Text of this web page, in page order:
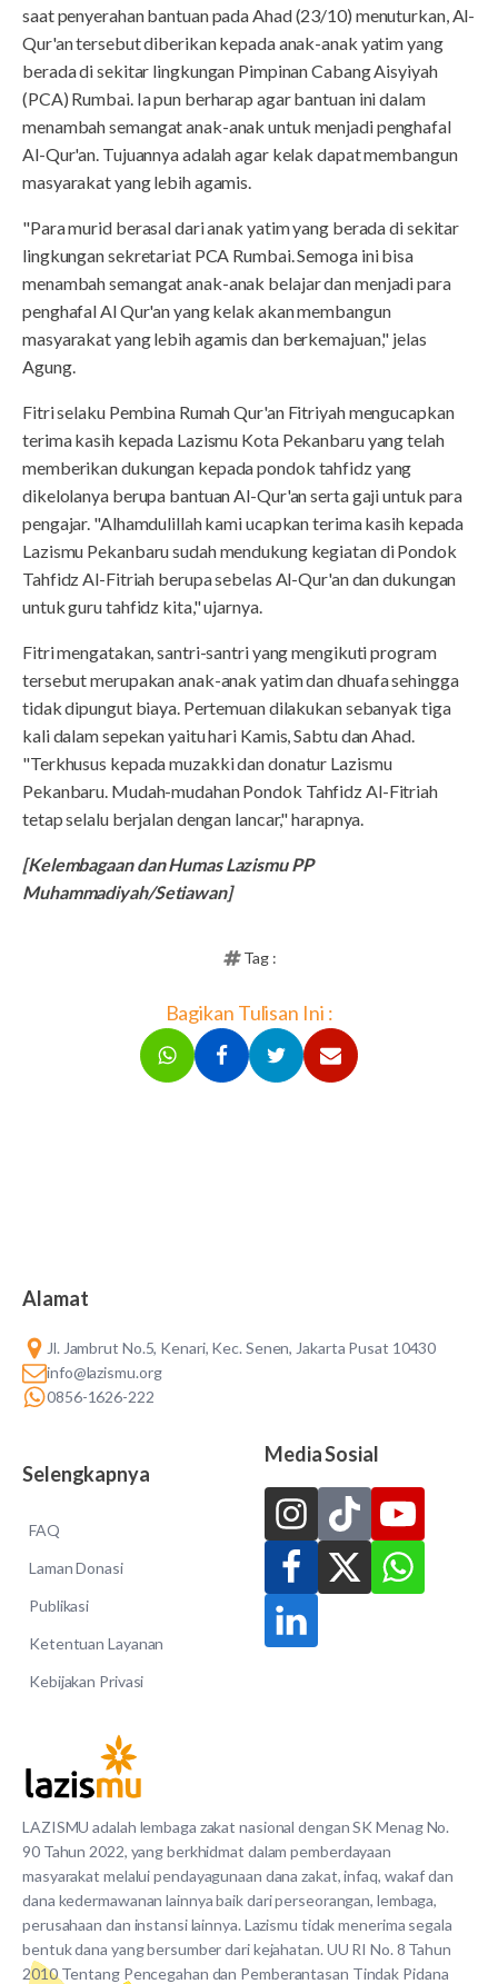
saat penyerahan bantuan pada Ahad (23/10) menuturkan, Al-
Qur'an tersebut diberikan kepada anak-anak yatim yang
berada di sekitar lingkungan Pimpinan Cabang Aisyiyah
(PCA) Rumbai. Ia pun berharap agar bantuan ini dalam
menambah semangat anak-anak untuk menjadi penghafal
Al-Qur'an. Tujuannya adalah agar kelak dapat membangun
masyarakat yang lebih agamis.
"Para murid berasal dari anak yatim yang berada di sekitar
lingkungan sekretariat PCA Rumbai. Semoga ini bisa
menambah semangat anak-anak belajar dan menjadi para
penghafal Al Qur'an yang kelak akan membangun
masyarakat yang lebih agamis dan berkemajuan," jelas
Agung.
Fitri selaku Pembina Rumah Qur'an Fitriyah mengucapkan
terima kasih kepada Lazismu Kota Pekanbaru yang telah
memberikan dukungan kepada pondok tahfidz yang
dikelolanya berupa bantuan Al-Qur'an serta gaji untuk para
pengajar. "Alhamdulillah kami ucapkan terima kasih kepada
Lazismu Pekanbaru sudah mendukung kegiatan di Pondok
Tahfidz Al-Fitriah berupa sebelas Al-Qur'an dan dukungan
untuk guru tahfidz kita," ujarnya.
Fitri mengatakan, santri-santri yang mengikuti program
tersebut merupakan anak-anak yatim dan dhuafa sehingga
tidak dipungut biaya. Pertemuan dilakukan sebanyak tiga
kali dalam sepekan yaitu hari Kamis, Sabtu dan Ahad.
"Terkhusus kepada muzakki dan donatur Lazismu
Pekanbaru. Mudah-mudahan Pondok Tahfidz Al-Fitriah
tetap selalu berjalan dengan lancar," harapnya.
[Kelembagaan dan Humas Lazismu PP
Muhammadiyah/Setiawan]
Tag :
Bagikan Tulisan Ini :
LAZISMU adalah lembaga zakat nasional dengan SK Menag No.
90 Tahun 2022, yang berkhidmat dalam pemberdayaan
masyarakat melalui pendayagunaan dana zakat, infaq, wakaf dan
dana kedermawanan lainnya baik dari perseorangan, lembaga,
perusahaan dan instansi lainnya. Lazismu tidak menerima segala
bentuk dana yang bersumber dari kejahatan. UU RI No. 8 Tahun
2010 Tentang Pencegahan dan Pemberantasan Tindak Pidana
Alamat
Jl. Jambrut No.5, Kenari, Kec. Senen, Jakarta Pusat 10430
info@lazismu.org
0856-1626-222
Selengkapnya
FAQ
Laman Donasi
Publikasi
Ketentuan Layanan
Kebijakan Privasi
Media Sosial